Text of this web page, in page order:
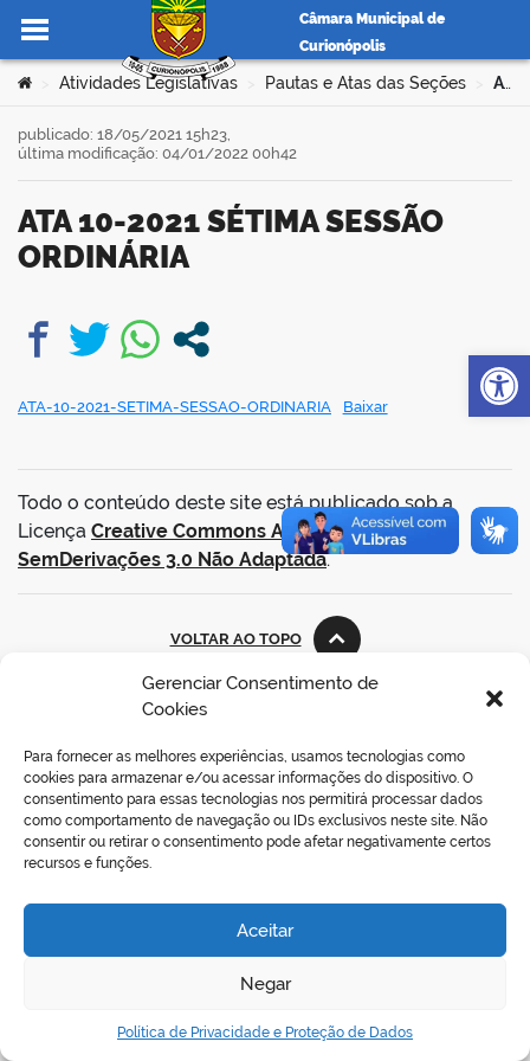
Gerenciar Consentimento de
Cookies
Para fornecer as melhores experiências, usamos tecnologias como
cookies para armazenar e/ou acessar informações do dispositivo. O
consentimento para essas tecnologias nos permitirá processar dados
como comportamento de navegação ou IDs exclusivos neste site. Não
consentir ou retirar o consentimento pode afetar negativamente certos
recursos e funções.
Aceitar
Negar
Política de Privacidade e Proteção de Dados
Ir para o conteúdo
Câmara Municipal de
Curionópolis
portal
Você está aqui:
Atividades Legislativas Pautas e Atas das Seções ATA 10-2021 SÉTIMA SESSÃO ORDINÁRIA
ATA 10-2021 SÉTIMA SESSÃO
ORDINÁRIA
publicado: 18/05/2021 15h23,
última modificação: 04/01/2022 00h42
ATA-10-2021-SETIMA-SESSAO-ORDINARIA Baixar
Todo o conteúdo deste site está publicado sob a
Licença Creative Commons Atribuição-
SemDerivações 3.0 Não Adaptada.
VOLTAR AO TOPO
REDES SOCIAIS